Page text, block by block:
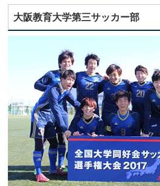
大阪教育大学第三サッカー部